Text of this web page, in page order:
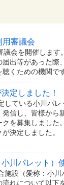
用審議会
議会を開催します
出等があった際
くための機関です
定しました！
ている⼩川パレ
信し、皆様から
を募集しました
決定しました。
川パレット）
設（愛称：小川
れについて以下